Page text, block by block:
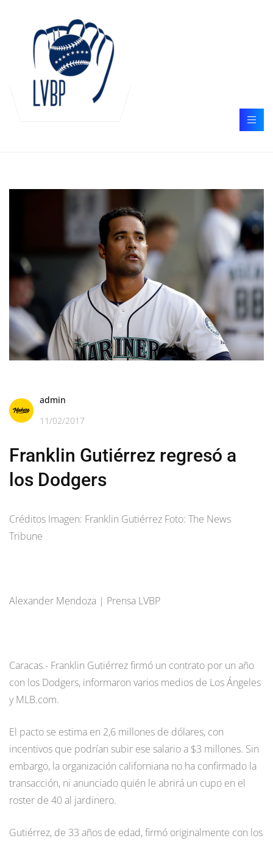
admin
11/02/2017
Franklin Gutiérrez regresó a
los Dodgers
Créditos Imagen: Franklin Gutiérrez Foto: The News
Tribune
Alexander Mendoza | Prensa LVBP
Caracas.- Franklin Gutiérrez firmó un contrato por un año
con los Dodgers, informaron varios medios de Los Ángeles
y MLB.com.
El pacto se estima en 2,6 millones de dólares, con
incentivos que podrían subir ese salario a $3 millones. Sin
embargo, la organización californiana no ha confirmado la
transacción, ni anunciado quién le abrirá un cupo en el
roster de 40 al jardinero.
Gutiérrez, de 33 años de edad, firmó originalmente con los